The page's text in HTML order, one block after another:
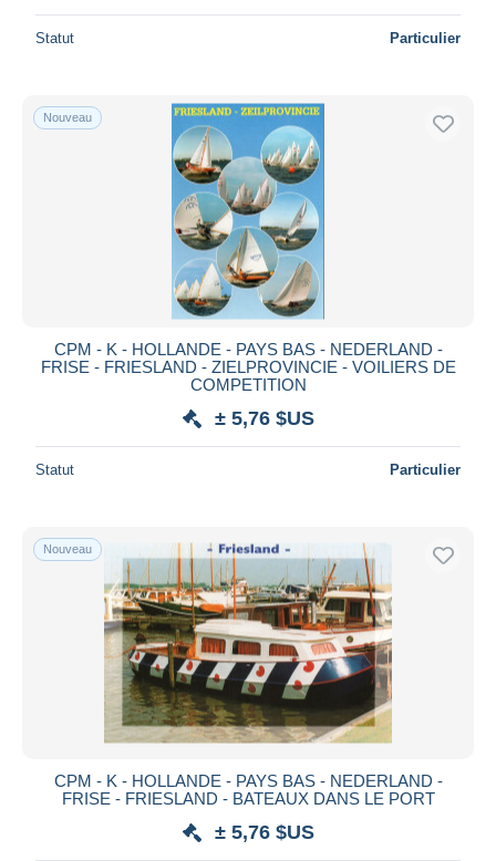
Statut Particulier
Nouveau
CPM - K - HOLLANDE - PAYS BAS - NEDERLAND -
FRISE - FRIESLAND - ZIELPROVINCIE - VOILIERS DE
COMPETITION
± 5,76 $US
Statut Particulier
Nouveau
CPM - K - HOLLANDE - PAYS BAS - NEDERLAND -
FRISE - FRIESLAND - BATEAUX DANS LE PORT
± 5,76 $US